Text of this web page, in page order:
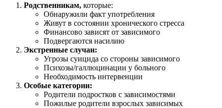
Родственникам, которые:
Обнаружили факт употребления
Живут в состоянии хронического стресса
Финансово зависят от зависимого
Подвергаются насилию
Экстренные случаи:
Угрозы суицида со стороны зависимого
Психозы/галлюцинации у больного
Необходимость интервенции
Особые категории:
Родители подростков с зависимостями
Пожилые родители взрослых зависимых